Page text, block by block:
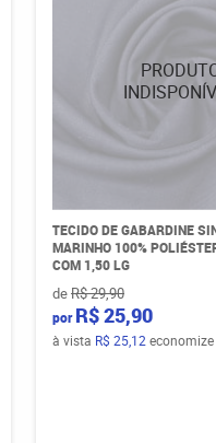
TECIDO DE GABARDINE
MARINHO 100%
COM 1,50 LG
deR$ 29,90
por R$ 25,90
à vista R$ 25,12 economize